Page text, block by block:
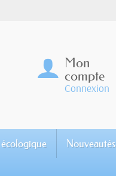
Mon
compte
Connexion
Nouveautés